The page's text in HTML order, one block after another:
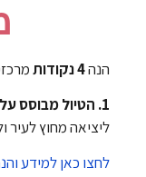
הנה
1. הטיול מבוסס על השכרת רכב 🚘
ליציאה מחוץ לעיר
לחצו כאן למידע